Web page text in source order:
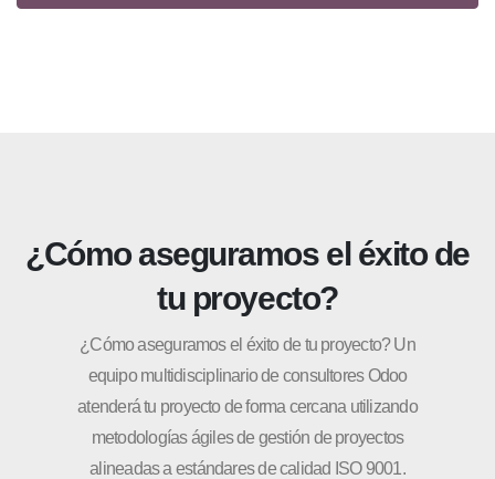
¿Cómo aseguramos el éxito de
tu proyecto?
¿Cómo aseguramos el éxito de tu proyecto? Un
equipo multidisciplinario de consultores Odoo
atenderá tu proyecto de forma cercana utilizando
metodologías ágiles de gestión de proyectos
alineadas a estándares de calidad ISO 9001.